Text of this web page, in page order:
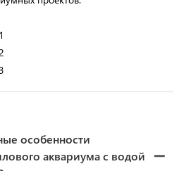
особенности
аквариума с водой